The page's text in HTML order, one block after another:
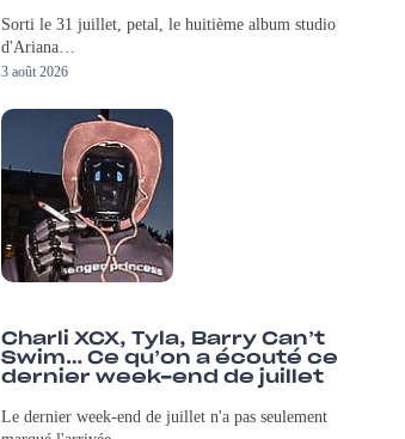
Sorti le 31 juillet, petal, le huitième album studio
d'Ariana…
3 août 2026
Charli XCX, Tyla, Barry Can’t
Swim… Ce qu’on a écouté ce
dernier week-end de juillet
Le dernier week-end de juillet n'a pas seulement